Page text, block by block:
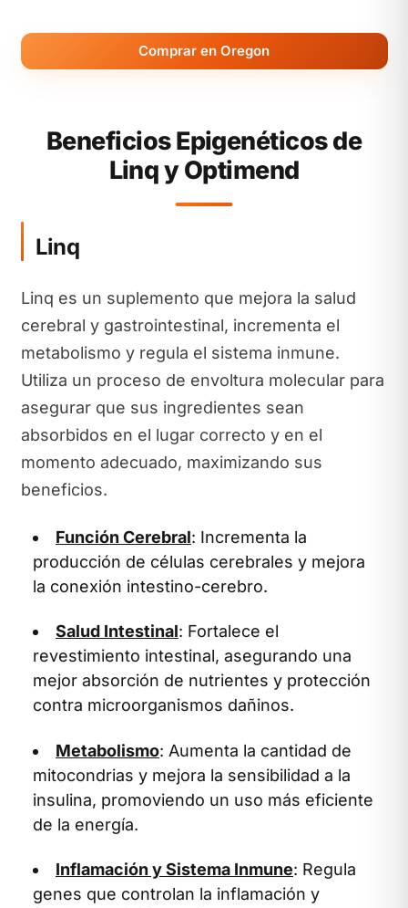
Comprar en Oregon
Beneficios Epigenéticos de
Linq y Optimend
Linq
Linq es un suplemento que mejora la salud
cerebral y gastrointestinal, incrementa el
metabolismo y regula el sistema inmune.
Utiliza un proceso de envoltura molecular para
asegurar que sus ingredientes sean
absorbidos en el lugar correcto y en el
momento adecuado, maximizando sus
beneficios.
Función Cerebral: Incrementa la
producción de células cerebrales y mejora
la conexión intestino-cerebro.
Salud Intestinal: Fortalece el
revestimiento intestinal, asegurando una
mejor absorción de nutrientes y protección
contra microorganismos dañinos.
Metabolismo: Aumenta la cantidad de
mitocondrias y mejora la sensibilidad a la
insulina, promoviendo un uso más eficiente
de la energía.
Inflamación y Sistema Inmune: Regula
genes que controlan la inflamación y